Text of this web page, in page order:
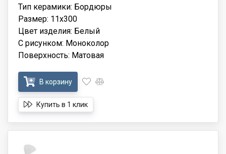
Тип керамики: Бордюры
Размер: 11x300
Цвет изделия: Белый
С рисунком: Моноколор
Поверхность: Матовая
В корзину
Купить в 1 клик